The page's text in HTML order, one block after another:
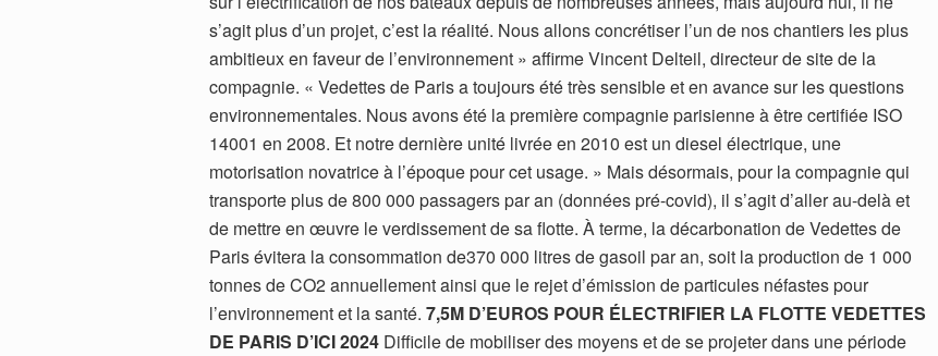
s’agit plus d’un projet, c’est la réalité. Nous allons concrétiser l’un de nos chantiers les plus
ambitieux en faveur de l’environnement » affirme Vincent Delteil, directeur de site de la
compagnie. « Vedettes de Paris a toujours été très sensible et en avance sur les questions
environnementales. Nous avons été la première compagnie parisienne à être certifiée ISO
14001 en 2008. Et notre dernière unité livrée en 2010 est un diesel électrique, une
motorisation novatrice à l’époque pour cet usage. » Mais désormais, pour la compagnie qui
transporte plus de 800 000 passagers par an (données pré-covid), il s’agit d’aller au-delà et
de mettre en œuvre le verdissement de sa flotte. À terme, la décarbonation de Vedettes de
Paris évitera la consommation de370 000 litres de gasoil par an, soit la production de 1 000
tonnes de CO2 annuellement ainsi que le rejet d’émission de particules néfastes pour
l’environnement et la santé. 7,5M D’EUROS POUR ÉLECTRIFIER LA FLOTTE VEDETTES
DE PARIS D’ICI 2024 Difficile de mobiliser des moyens et de se projeter dans une période